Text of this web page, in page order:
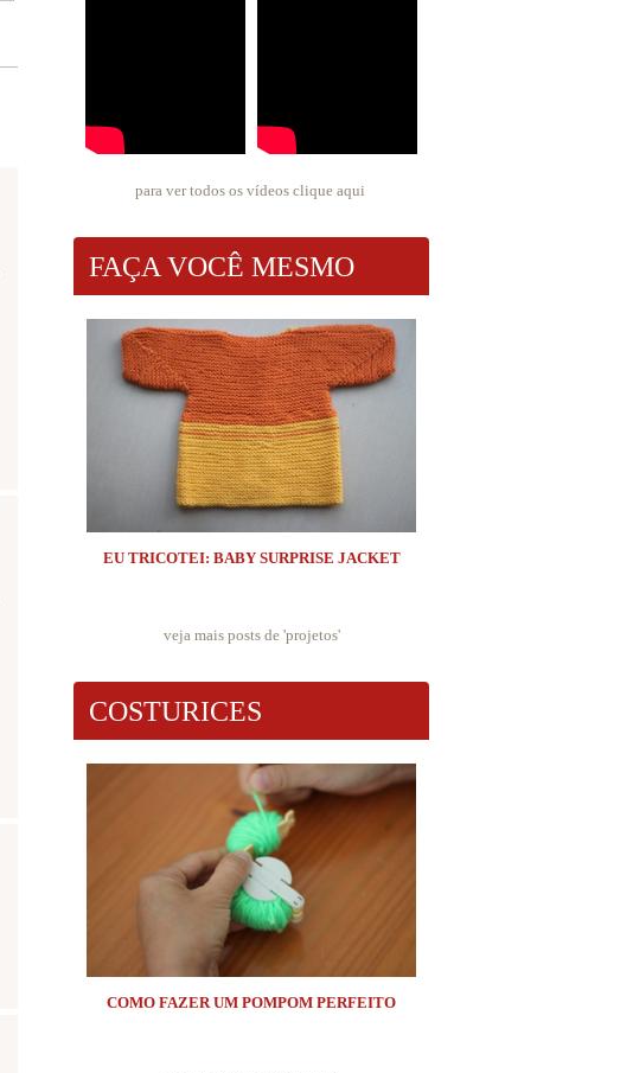
para ver todos os vídeos clique aqui
FAÇA VOCÊ MESMO
EU TRICOTEI: BABY SURPRISE JACKET
veja mais posts de 'projetos'
COSTURICES
COMO FAZER UM POMPOM PERFEITO